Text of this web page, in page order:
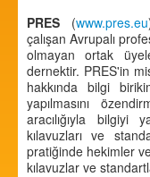
PRES (www.pres.eu
çalışan Avrupalı
olmayan ortak
dernektir. PRES'in
hakkında bilgi
yapılmasını
aracılığıyla bilgiyi
kılavuzları ve
pratiğinde hekimler
kılavuzlar ve